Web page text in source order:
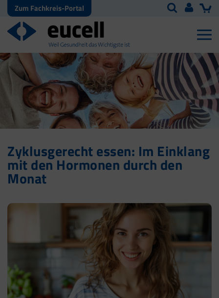
Zum Fachkreis-Portal
Zyklusgerecht essen: Im Einklang
mit den Hormonen durch den
Monat